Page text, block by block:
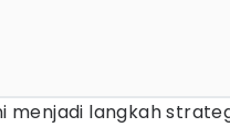
menjadi langkah